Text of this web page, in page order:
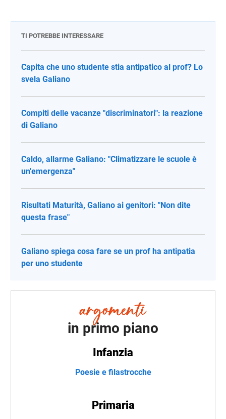
TI POTREBBE INTERESSARE
Capita che uno studente stia antipatico al prof? Lo
svela Galiano
Compiti delle vacanze "discriminatori": la reazione
di Galiano
Caldo, allarme Galiano: "Climatizzare le scuole è
un'emergenza"
Risultati Maturità, Galiano ai genitori: "Non dite
questa frase"
Galiano spiega cosa fare se un prof ha antipatia
per uno studente
in primo piano
Infanzia
Poesie e filastrocche
Primaria